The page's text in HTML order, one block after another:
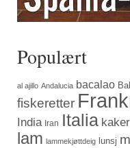
Populært
al ajillo Andalucia bacalao
fiskeretter
India Iran Italia kaker
lam lammekjøttdeig lunsj